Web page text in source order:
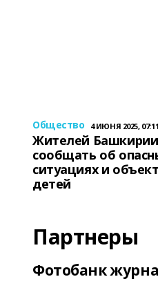
Общество 4 ИЮНЯ 2025, 07:11
Жителей Башкирии
сообщать об
ситуациях и
детей
Партнеры
Фотобанк